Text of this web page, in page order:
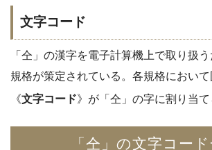
文字コード
「仝」の漢字を電子計算機上で取り扱
規格が策定されている。各規格におい
《文字コード》が「仝」の字に割り当て
「仝」の文字コー